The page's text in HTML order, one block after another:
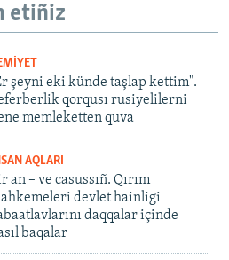
etiñiz
şeyni eki künde taşlap kettim".
qorqusı rusiyelilerni
memleketten quva
AQLARI
an – ve casussıñ. Qırım
devlet hainligi
daqqalar içinde
baqalar